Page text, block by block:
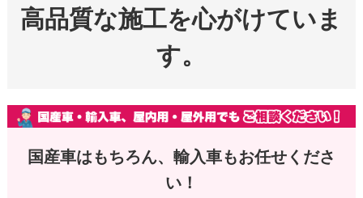
高品質な施工を心がけていま
す。
国産車はもちろん、輸入車もお任せくださ
い！